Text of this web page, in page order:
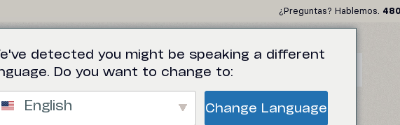
¿Preguntas? Hablemos.
NUESTROS CLIENTES SOLUCIONES
detected you might be speaking a different
Do you want to change to:
English Change Language